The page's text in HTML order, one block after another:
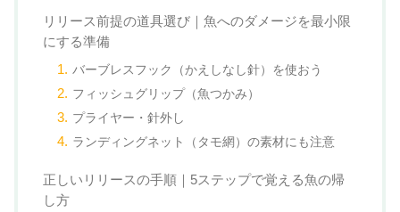
リリース前提の道具選び｜魚へのダメージを最小限
にする準備
バーブレスフック（かえしなし針）を使おう
フィッシュグリップ（魚つかみ）
プライヤー・針外し
ランディングネット（タモ網）の素材にも注意
正しいリリースの手順｜5ステップで覚える魚の帰
し方